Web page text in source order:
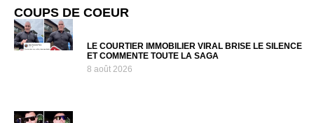
COUPS DE COEUR
LE COURTIER IMMOBILIER VIRAL BRISE LE SILENCE
ET COMMENTE TOUTE LA SAGA
8 août 2026